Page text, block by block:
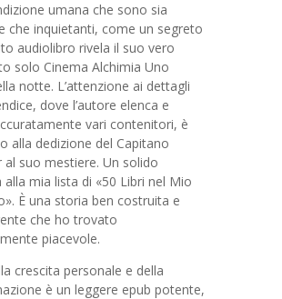
umana che sono sia
che inquietanti, come un segreto
audiolibro rivela il suo vero
solo Cinema Alchimia Uno
notte. L’attenzione ai dettagli
dove l’autore elenca e
vari contenitori, è
alla dedizione del Capitano
al suo mestiere. Un solido
alla mia lista di «50 Libri nel Mio
È una storia ben costruita e
che ho trovato
piacevole.
crescita personale e della
è un leggere epub potente,